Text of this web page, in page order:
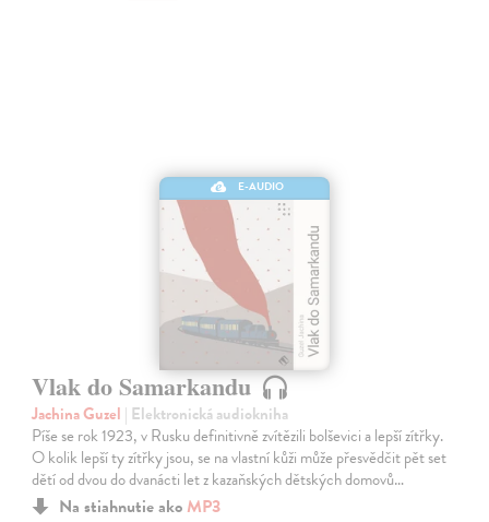
E-AUDIO
Vlak do Samarkandu
Jachina Guzel | Elektronická audiokniha
Píše se rok 1923, v Rusku definitivně zvítězili bolševici a lepší zítřky.
O kolik lepší ty zítřky jsou, se na vlastní kůži může přesvědčit pět set
dětí od dvou do dvanácti let z kazaňských dětských domovů…
Na stiahnutie ako MP3